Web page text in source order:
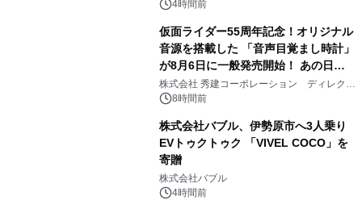
4時間前
仮面ライダー55周年記念！オリジナル
音源を搭載した 「音声目覚まし時計」
が8月6日に一般発売開始！ あの日の
大興奮が今甦る
株式会社 秀建コーポレーション ディレクト
アートギャラリー
8時間前
株式会社バブル、伊勢原市へ3人乗り
EVトゥクトゥク 「VIVEL COCO」を
寄贈
株式会社バブル
4時間前